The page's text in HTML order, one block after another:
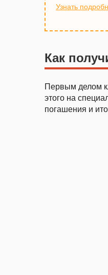
Узнать
Как
Первым делом
этого на
погашения и